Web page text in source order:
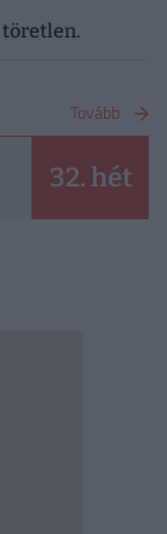
töretlen.
Tovább
32. hét